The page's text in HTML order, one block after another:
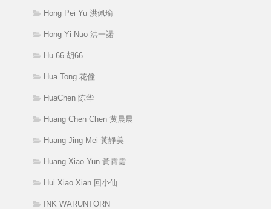
Hong Pei Yu 洪佩瑜
Hong Yi Nuo 洪一諾
Hu 66 胡66
Hua Tong 花僮
HuaChen 陈华
Huang Chen Chen 黄晨晨
Huang Jing Mei 黃靜美
Huang Xiao Yun 黃霄雲
Hui Xiao Xian 回小仙
INK WARUNTORN